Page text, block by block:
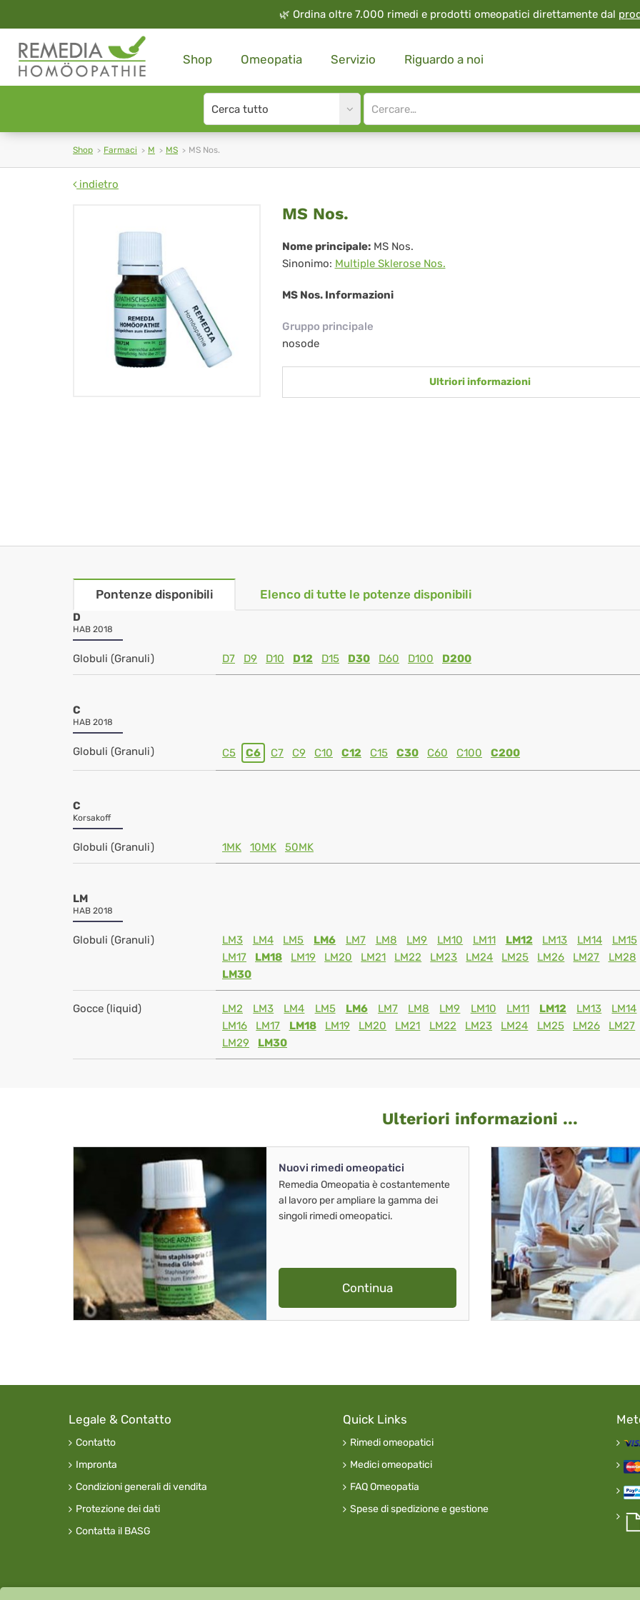
🌿 Ordina oltre 7.000 rimedi e prodotti omeopatici direttamente dal
Shop Omeopatia Servizio Riguardo a noi
Search
type
Site
search
Shop Farmaci M MS MS Nos.
indietro
MS
Nos.
MS Nos.
Nome principale: MS Nos.
Sinonimo: Multiple Sklerose Nos.
MS Nos. Informazioni
Gruppo principale
nosode
Ultriori informazioni
Pontenze disponibili Elenco di tutte le potenze disponibili
D
HAB 2018
Globuli (Granuli) D7 D9 D10 D12 D15 D30 D60 D100 D200
C
HAB 2018
Globuli (Granuli) C5 C6 C7 C9 C10 C12 C15 C30 C60 C100 C200
C
Korsakoff
Globuli (Granuli) 1MK 10MK 50MK
LM
HAB 2018
Globuli (Granuli) LM3 LM4 LM5 LM6 LM7 LM8 LM9 LM10 LM11 LM12 LM13 LM14 LM15
LM17
LM18 LM19 LM20 LM21 LM22 LM23 LM24 LM25 LM26 LM27 LM28
LM30
Gocce (liquid) LM2 LM3 LM4 LM5 LM6 LM7 LM8 LM9 LM10 LM11 LM12 LM13 LM14
LM16
LM17 LM18 LM19 LM20 LM21 LM22 LM23 LM24 LM25 LM26 LM27
LM29
LM30
Ulteriori informazioni ...
Nuovi rimedi omeopatici
Remedia Omeopatia è costantemente
al lavoro per ampliare la gamma dei
singoli rimedi omeopatici.
Continua
Legale & Contatto
Contatto
Impronta
Condizioni generali di vendita
Protezione dei dati
Contatta il BASG
Quick Links
Rimedi omeopatici
Medici omeopatici
FAQ Omeopatia
Spese di spedizione e gestione